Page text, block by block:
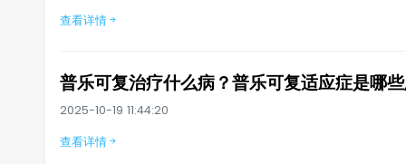
查看详情
普乐可复治疗什么病？普乐可复适应症是哪
2025-10-19 11:44:20
查看详情